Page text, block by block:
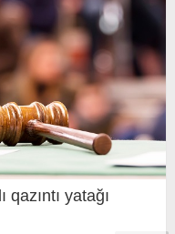
yatağı